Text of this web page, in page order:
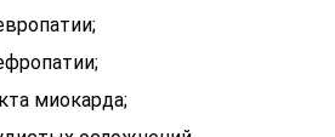
миокарда;